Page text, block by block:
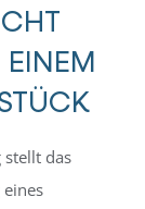
V
stellt das